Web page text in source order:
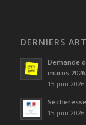
DERNIERS
Demande
muros
15 juin
15 juin